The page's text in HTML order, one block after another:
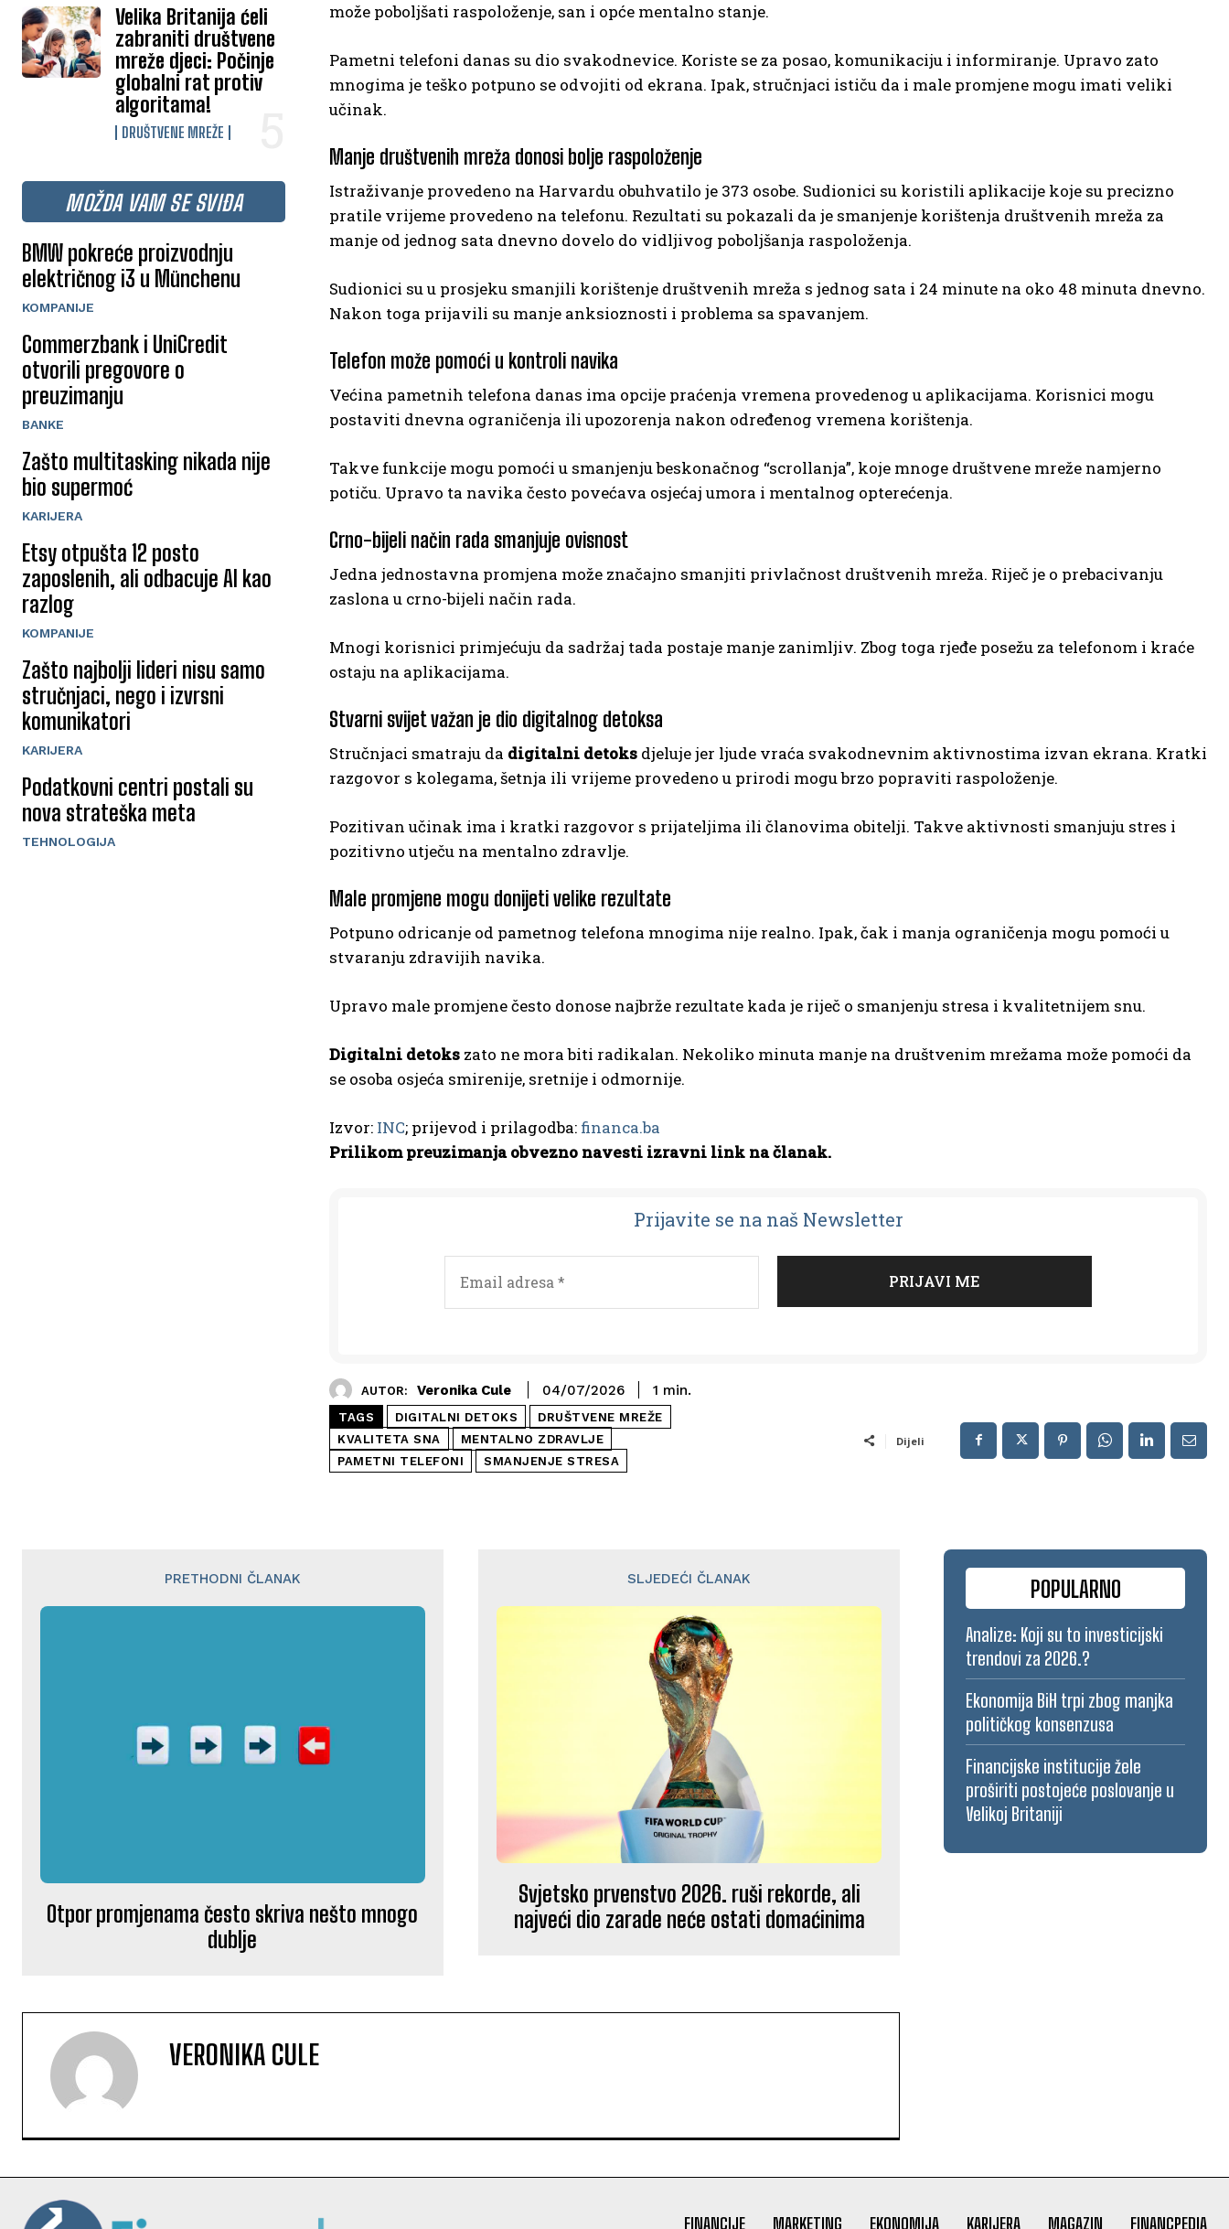
Velika Britanija ćeli
zabraniti društvene
mreže djeci: Počinje
globalni rat protiv
algoritama!
DRUŠTVENE MREŽE
MOŽDA VAM SE SVIĐA
BMW pokreće proizvodnju
električnog i3 u Münchenu
KOMPANIJE
Commerzbank i UniCredit
otvorili pregovore o
preuzimanju
BANKE
Zašto multitasking nikada nije
bio supermoć
KARIJERA
Etsy otpušta 12 posto
zaposlenih, ali odbacuje AI kao
razlog
KOMPANIJE
Zašto najbolji lideri nisu samo
stručnjaci, nego i izvrsni
komunikatori
KARIJERA
Podatkovni centri postali su
nova strateška meta
TEHNOLOGIJA
može poboljšati raspoloženje, san i opće mentalno stanje.
Pametni telefoni danas su dio svakodnevice. Koriste se za posao, komunikaciju i informiranje. Upravo zato
mnogima je teško potpuno se odvojiti od ekrana. Ipak, stručnjaci ističu da i male promjene mogu imati veliki
učinak.
Manje društvenih mreža donosi bolje raspoloženje
Istraživanje provedeno na Harvardu obuhvatilo je 373 osobe. Sudionici su koristili aplikacije koje su precizno
pratile vrijeme provedeno na telefonu. Rezultati su pokazali da je smanjenje korištenja društvenih mreža za
manje od jednog sata dnevno dovelo do vidljivog poboljšanja raspoloženja.
Sudionici su u prosjeku smanjili korištenje društvenih mreža s jednog sata i 24 minute na oko 48 minuta dnevno.
Nakon toga prijavili su manje anksioznosti i problema sa spavanjem.
Telefon može pomoći u kontroli navika
Većina pametnih telefona danas ima opcije praćenja vremena provedenog u aplikacijama. Korisnici mogu
postaviti dnevna ograničenja ili upozorenja nakon određenog vremena korištenja.
Takve funkcije mogu pomoći u smanjenju beskonačnog “scrollanja”, koje mnoge društvene mreže namjerno
potiču. Upravo ta navika često povećava osjećaj umora i mentalnog opterećenja.
Crno-bijeli način rada smanjuje ovisnost
Jedna jednostavna promjena može značajno smanjiti privlačnost društvenih mreža. Riječ je o prebacivanju
zaslona u crno-bijeli način rada.
Mnogi korisnici primjećuju da sadržaj tada postaje manje zanimljiv. Zbog toga rjeđe posežu za telefonom i kraće
ostaju na aplikacijama.
Stvarni svijet važan je dio digitalnog detoksa
Stručnjaci smatraju da digitalni detoks djeluje jer ljude vraća svakodnevnim aktivnostima izvan ekrana. Kratki
razgovor s kolegama, šetnja ili vrijeme provedeno u prirodi mogu brzo popraviti raspoloženje.
Pozitivan učinak ima i kratki razgovor s prijateljima ili članovima obitelji. Takve aktivnosti smanjuju stres i
pozitivno utječu na mentalno zdravlje.
Male promjene mogu donijeti velike rezultate
Potpuno odricanje od pametnog telefona mnogima nije realno. Ipak, čak i manja ograničenja mogu pomoći u
stvaranju zdravijih navika.
Upravo male promjene često donose najbrže rezultate kada je riječ o smanjenju stresa i kvalitetnijem snu.
Digitalni detoks zato ne mora biti radikalan. Nekoliko minuta manje na društvenim mrežama može pomoći da
se osoba osjeća smirenije, sretnije i odmornije.
Izvor: INC; prijevod i prilagodba: financa.ba
Prilikom preuzimanja obvezno navesti izravni link na članak.
Prijavite se na naš Newsletter
AUTOR: Veronika Cule 04/07/2026 1 min.
TAGS DIGITALNI DETOKS
DRUŠTVENE MREŽE
KVALITETA SNA
MENTALNO ZDRAVLJE
PAMETNI TELEFONI
SMANJENJE STRESA
Dijeli
PRETHODNI ČLANAK
Otpor promjenama često skriva nešto mnogo
dublje
SLJEDEĆI ČLANAK
Svjetsko prvenstvo 2026. ruši rekorde, ali
najveći dio zarade neće ostati domaćinima
VERONIKA CULE
POPULARNO
Analize: Koji su to investicijski
trendovi za 2026.?
Ekonomija BiH trpi zbog manjka
političkog konsenzusa
Financijske institucije žele
proširiti postojeće poslovanje u
Velikoj Britaniji
FINANCIJE MARKETING EKONOMIJA KARIJERA MAGAZIN FINANCPEDIA